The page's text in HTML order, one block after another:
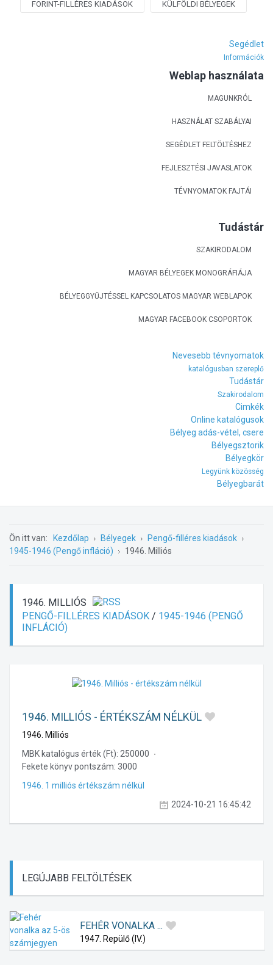
FORINT-FILLÉRES KIADÁSOK KÜLFÖLDI BÉLYEGEK
Segédlet
Információk
Weblap használata
MAGUNKRÓL
HASZNÁLAT SZABÁLYAI
SEGÉDLET FELTÖLTÉSHEZ
FEJLESZTÉSI JAVASLATOK
TÉVNYOMATOK FAJTÁI
Tudástár
SZAKIRODALOM
MAGYAR BÉLYEGEK MONOGRÁFIÁJA
BÉLYEGGYŰJTÉSSEL KAPCSOLATOS MAGYAR WEBLAPOK
MAGYAR FACEBOOK CSOPORTOK
Nevesebb tévnyomatok
katalógusban szereplő
Tudástár
Szakirodalom
Cimkék
Online katalógusok
Bélyeg adás-vétel, csere
Bélyegsztorik
Bélyegkör
Legyünk közösség
Bélyegbarát
Ön itt van: Kezdőlap Bélyegek
Pengő-filléres kiadások
1945-1946 (Pengő infláció)
1946. Milliós
1946. MILLIÓS
PENGŐ-FILLÉRES KIADÁSOK / 1945-1946 (PENGŐ
INFLÁCIÓ)
1946. MILLIÓS - ÉRTÉKSZÁM NÉLKÜL
1946. Milliós
MBK katalógus érték (Ft): 250000
Fekete könyv pontszám: 3000
1946. 1 milliós értékszám nélkül
2024-10-21 16:45:42
LEGÚJABB FELTÖLTÉSEK
FEHÉR VONALKA ...
1947. Repülő (IV.)